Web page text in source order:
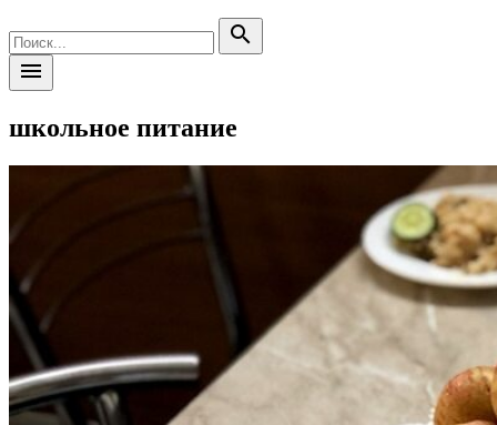
search
menu
школьное питание